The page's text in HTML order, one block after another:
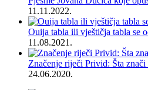
11.11.2022.
Ouija tabla ili vještičja tabla se
11.08.2021.
Značenje riječi Privid: Šta znači
24.06.2020.